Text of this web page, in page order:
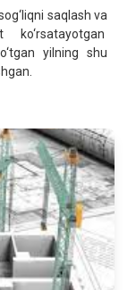
saqlash va
yilning shu